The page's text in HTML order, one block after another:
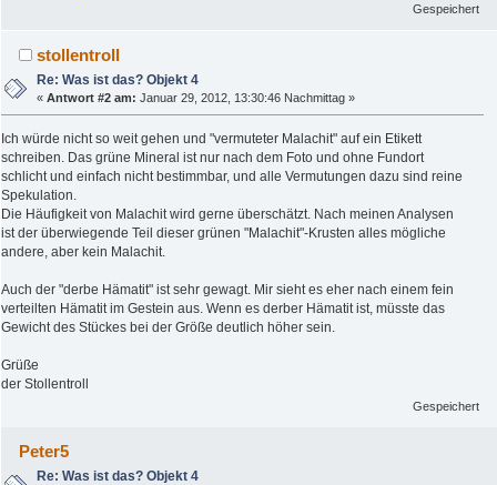
Gespeichert
stollentroll
Re: Was ist das? Objekt 4
«Antwort #2 am: Januar 29, 2012, 13:30:46 Nachmittag »
Ich würde nicht so weit gehen und "vermuteter Malachit" auf ein Etikett
schreiben. Das grüne Mineral ist nur nach dem Foto und ohne Fundort
schlicht und einfach nicht bestimmbar, und alle Vermutungen dazu sind reine
Spekulation.
Die Häufigkeit von Malachit wird gerne überschätzt. Nach meinen Analysen
ist der überwiegende Teil dieser grünen "Malachit"-Krusten alles mögliche
andere, aber kein Malachit.
Auch der "derbe Hämatit" ist sehr gewagt. Mir sieht es eher nach einem fein
verteilten Hämatit im Gestein aus. Wenn es derber Hämatit ist, müsste das
Gewicht des Stückes bei der Größe deutlich höher sein.
Grüße
der Stollentroll
Gespeichert
Peter5
Re: Was ist das? Objekt 4